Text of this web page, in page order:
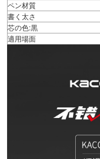
ペン材質
書く太さ
芯の色:黒
適用場面